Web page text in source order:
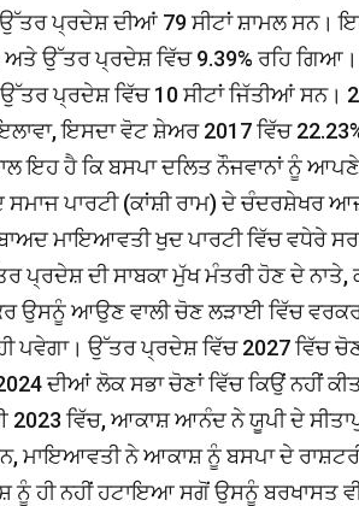
ਪ੍ਰਦੇਸ਼ ਦੀਆਂ 79 ਸੀਟਾਂ ਸ਼ਾਮਲ ਸਨ।
ਅਤੇ ਉੱਤਰ ਪ੍ਰਦੇਸ਼ ਵਿੱਚ 9.39% ਰਹਿ
ਪ੍ਰਦੇਸ਼ ਵਿੱਚ 10 ਸੀਟਾਂ ਜਿੱਤੀਆਂ ਸਨ।
ਇਸਦਾ ਵੋਟ ਸ਼ੇਅਰ 2017 ਵਿੱਚ
ਇਹ ਹੈ ਕਿ ਬਸਪਾ ਦਲਿਤ ਨੌਜਵਾਨਾਂ ਨੂੰ
ਪਾਰਟੀ (ਕਾਂਸ਼ੀ ਰਾਮ) ਦੇ ਚੰਦਰਸ਼ੇਖਰ
ਮਾਇਆਵਤੀ ਖੁਦ ਪਾਰਟੀ ਵਿੱਚ ਵਧੇਰੇ
ਦੀ ਸਾਬਕਾ ਮੁੱਖ ਮੰਤਰੀ ਹੋਣ ਦੇ ਨਾਤੇ,
ਉਸਨੂੰ ਆਉਣ ਵਾਲੀ ਚੋਣ ਲੜਾਈ ਵਿੱਚ
ਪਵੇਗਾ। ਉੱਤਰ ਪ੍ਰਦੇਸ਼ ਵਿੱਚ 2027 ਵਿੱਚ
ਦੀਆਂ ਲੋਕ ਸਭਾ ਚੋਣਾਂ ਵਿੱਚ ਕਿਉਂ ਨਹੀਂ
ਵਿੱਚ, ਆਕਾਸ਼ ਆਨੰਦ ਨੇ ਯੂਪੀ ਦੇ
ਮਾਇਆਵਤੀ ਨੇ ਆਕਾਸ਼ ਨੂੰ ਬਸਪਾ ਦੇ
ਨੂੰ ਹੀ ਨਹੀਂ ਹਟਾਇਆ ਸਗੋਂ ਉਸਨੂੰ ਬਰਖਾਸਤ